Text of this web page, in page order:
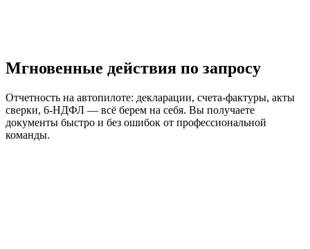
Мгновенные действия по запросу
Отчетность на автопилоте: декларации, счета-фактуры, акты
сверки, 6-НДФЛ — всё берем на себя. Вы получаете
документы быстро и без ошибок от профессиональной
команды.